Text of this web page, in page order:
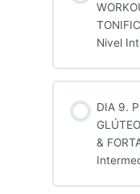
Nivel
DIA 9.
&